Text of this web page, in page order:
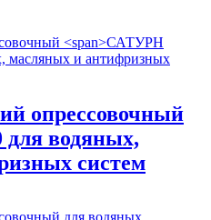
опрессовочный
для водяных,
систем